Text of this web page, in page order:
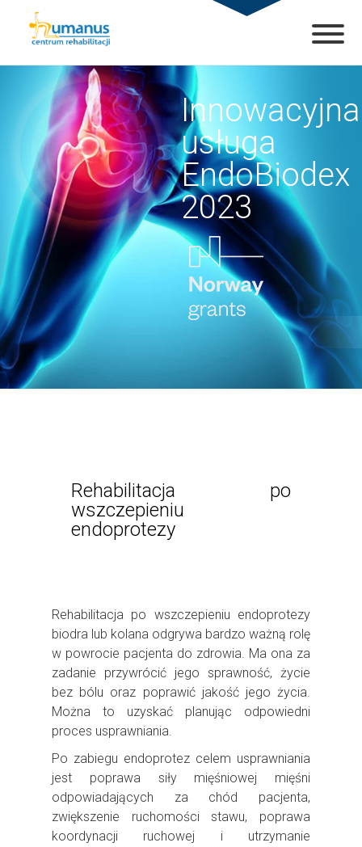
Innowacyjna
usługa
EndoBiodex
2023
Rehabilitacja po
wszczepieniu
endoprotezy
Rehabilitacja po wszczepieniu endoprotezy
biodra lub kolana odgrywa bardzo ważną rolę
w powrocie pacjenta do zdrowia. Ma ona za
zadanie przywrócić jego sprawność, życie
bez bólu oraz poprawić jakość jego życia.
Można to uzyskać planując odpowiedni
proces usprawniania.
Po zabiegu endoprotez celem usprawniania
jest poprawa siły mięśniowej mięśni
odpowiadających za chód pacjenta,
zwiększenie ruchomości stawu, poprawa
koordynacji ruchowej i utrzymanie